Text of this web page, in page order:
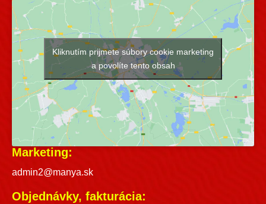
Kliknutím prijmete súbory cookie marketing
a povolíte tento obsah
Marketing:
admin2@manya.sk
Objednávky, fakturácia: